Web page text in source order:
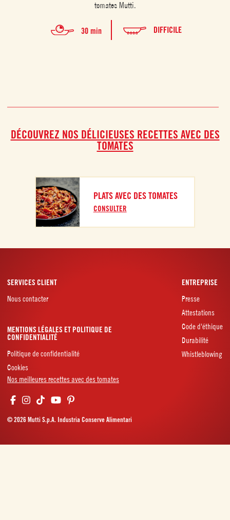
tomates Mutti.
30 min DIFFICILE
DÉCOUVREZ NOS DÉLICIEUSES RECETTES AVEC DES
TOMATES
PLATS AVEC DES TOMATES
CONSULTER
SERVICES CLIENT
Nous contacter
ENTREPRISE
Presse
Attestations
Code d'éthique
Durabilité
Whistleblowing
MENTIONS LÉGALES ET POLITIQUE DE
CONFIDENTIALITÉ
Politique de confidentialité
Cookies
Nos meilleures recettes avec des tomates
© 2026 Mutti S.p.A. Industria Conserve Alimentari